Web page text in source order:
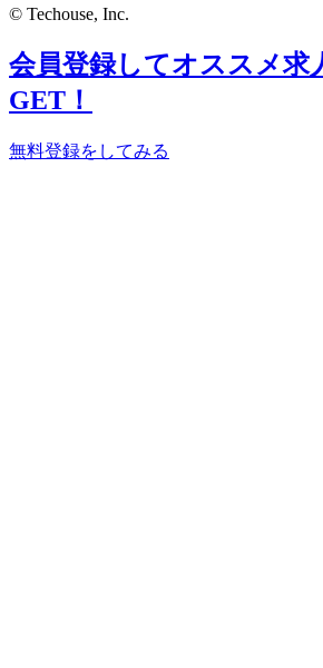
© Techouse, Inc.
会員登録してオススメ求
GET！
無料登録をしてみる